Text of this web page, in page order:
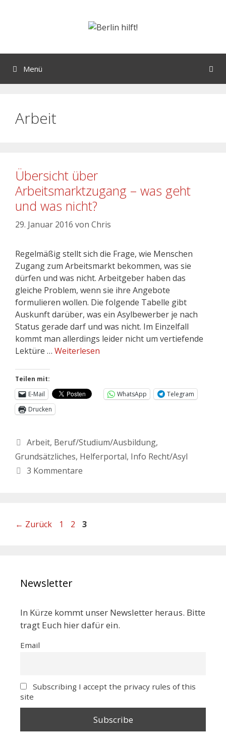
Menü
Arbeit
Übersicht über
Arbeitsmarktzugang – was geht
und was nicht?
29. Januar 2016 von Chris
Regelmäßig stellt sich die Frage, wie Menschen
Zugang zum Arbeitsmarkt bekommen, was sie
dürfen und was nicht. Arbeitgeber haben das
gleiche Problem, wenn sie ihre Angebote
formulieren wollen. Die folgende Tabelle gibt
Auskunft darüber, was ein Asylbewerber je nach
Status gerade darf und was nicht. Im Einzelfall
kommt man allerdings leider nicht um vertiefende
Lektüre … Weiterlesen
Teilen mit:
E-Mail
WhatsApp
Telegram
Drucken
Arbeit, Beruf/Studium/Ausbildung,
Grundsätzliches, Helferportal, Info Recht/Asyl
3 Kommentare
← Zurück 1 2 3
Newsletter
In Kürze kommt unser Newsletter heraus. Bitte
tragt Euch hier dafür ein.
Email
Subscribing I accept the privacy rules of this
site